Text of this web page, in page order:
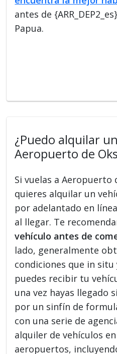
antes de
Papua.
¿Puedo alquilar
Aeropuerto de
Si vuelas a Aeropuerto
quieres alquilar un
por adelantado en
al llegar. Te
vehículo antes de
lado, generalmente
condiciones que in
puedes recibir tu
una vez hayas llegado
por un sinfín de
con una serie de
alquiler de vehículos
aeropuertos,